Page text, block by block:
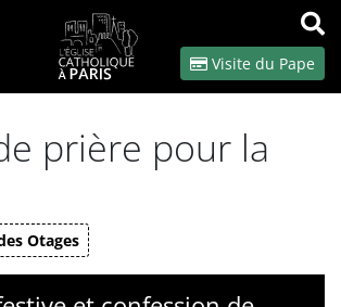
OK
Visite du Pape
prière pour la
Otages
des cookies